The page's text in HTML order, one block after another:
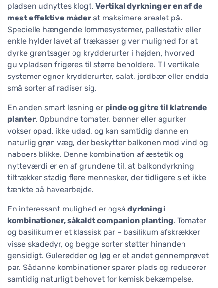
pladsen udnyttes klogt. Vertikal dyrkning er en af de
mest effektive måder at maksimere arealet på.
Specielle hængende lommesystemer, pallestativ eller
enkle hylder lavet af træ­kasser giver mulighed for at
dyrke grøntsager og krydderurter i højden, hvorved
gulvpladsen frigøres til større beholdere. Til vertikale
systemer egner krydderurter, salat, jordbær eller endda
små sorter af radiser sig.
En anden smart løsning er pinde og gitre til klatrende
planter. Opbundne tomater, bønner eller agurker
vokser opad, ikke udad, og kan samtidig danne en
naturlig grøn væg, der beskytter balkonen mod vind og
naboers blikke. Denne kombination af æstetik og
nytteværdi er en af grundene til, at balkondyrkning
tiltrækker stadig flere mennesker, der tidligere slet ikke
tænkte på havearbejde.
En interessant mulighed er også dyrkning i
kombinationer, såkaldt companion planting. Tomater
og basilikum er et klassisk par – basilikum afskrækker
visse skadedyr, og begge sorter støtter hinanden
gensidigt. Gulerødder og løg er et andet gennemprøvet
par. Sådanne kombinationer sparer plads og reducerer
samtidig naturligt behovet for kemisk bekæmpelse.